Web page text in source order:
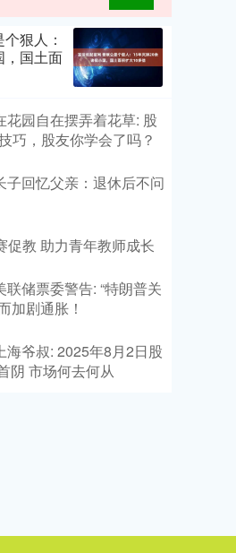
狠人：
，国土面
花园自在摆弄着花草: 股
巧，股友你学会了吗？
子回忆父亲：退休后不问
促教 助力青年教师成长
储票委警告: “特朗普关
加剧通胀！
海爷叔: 2025年8月2日股
阴 市场何去何从